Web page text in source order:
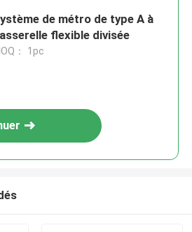
de métro de type A à
flexible divisée
： 1pc